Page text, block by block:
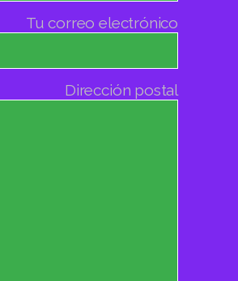
Tu correo electrónico
Dirección postal